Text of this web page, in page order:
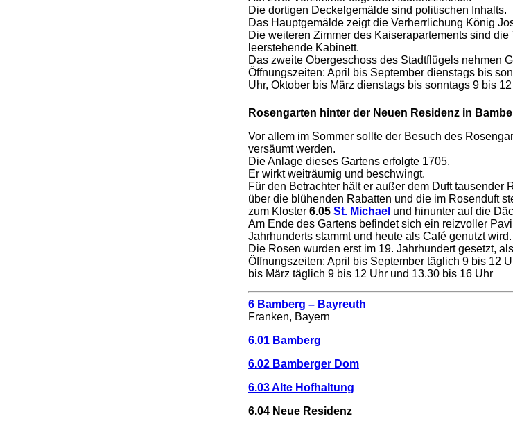
Die dortigen Deckelgemälde sind politischen Inhalts.
Das Hauptgemälde zeigt die Verherrlichung König
Die weiteren Zimmer des Kaiserapartements sind die
leerstehende Kabinett.
Das zweite Obergeschoss des Stadtflügels nehmen
Öffnungszeiten: April bis September dienstags bis
Uhr, Oktober bis März dienstags bis sonntags 9 bis
Rosengarten hinter der Neuen Residenz in
Vor allem im Sommer sollte der Besuch des
versäumt werden.
Die Anlage dieses Gartens erfolgte 1705.
Er wirkt weiträumig und beschwingt.
Für den Betrachter hält er außer dem Duft tausender
über die blühenden Rabatten und die im Rosenduft
zum Kloster 6.05 St. Michael und hinunter auf die
Am Ende des Gartens befindet sich ein reizvoller
Jahrhunderts stammt und heute als Café genutzt wird.
Die Rosen wurden erst im 19. Jahrhundert gesetzt,
Öffnungszeiten: April bis September täglich 9 bis 12
bis März täglich 9 bis 12 Uhr und 13.30 bis 16 Uhr
6 Bamberg – Bayreuth
Franken, Bayern
6.01 Bamberg
6.02 Bamberger Dom
6.03 Alte Hofhaltung
6.04 Neue Residenz